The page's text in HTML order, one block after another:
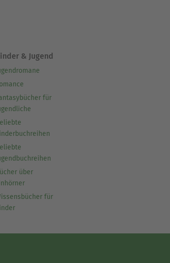
& Jugend
für
über
für